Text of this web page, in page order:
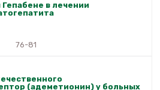
в лечении
76-81
(адеметионин) у больных